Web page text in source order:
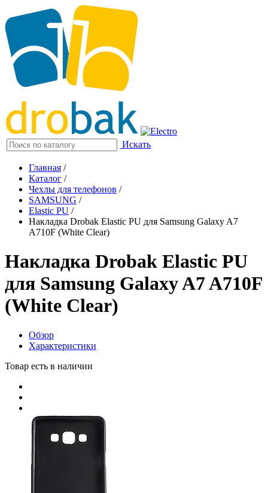
Искать
Главная /
Каталог /
Чехлы для телефонов /
SAMSUNG /
Elastic PU /
Накладка Drobak Elastic PU для Samsung Galaxy A7
A710F (White Clear)
Накладка Drobak Elastic PU
для Samsung Galaxy A7 A710F
(White Clear)
Обзор
Характеристики
Товар есть в наличии